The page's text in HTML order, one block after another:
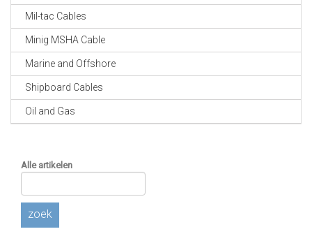
FIBER CABLE
GE-ASSEMBLEERDE
CABLE EQUIPEMENTS
Mil-tac Cables
Minig MSHA Cable
Marine and Offshore
Shipboard Cables
Oil and Gas
Alle artikelen
zoek